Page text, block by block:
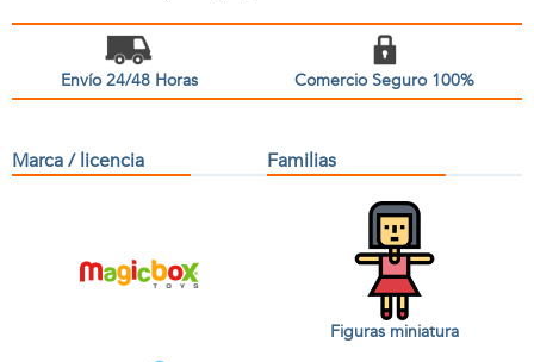
Envío 24/48 Horas Comercio Seguro 100%
Marca / licencia Familias
Figuras miniatura